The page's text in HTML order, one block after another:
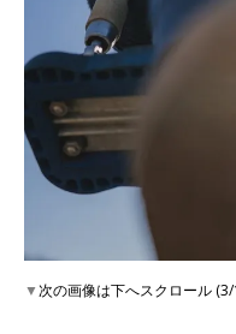
▼次の画像は下へスクロール